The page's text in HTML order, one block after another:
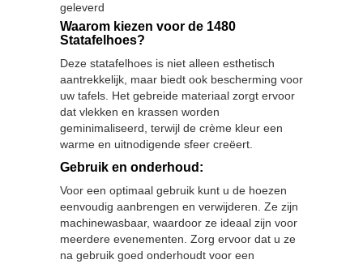
geleverd
Waarom kiezen voor de 1480
Statafelhoes?
Deze statafelhoes is niet alleen esthetisch
aantrekkelijk, maar biedt ook bescherming voor
uw tafels. Het gebreide materiaal zorgt ervoor
dat vlekken en krassen worden
geminimaliseerd, terwijl de crème kleur een
warme en uitnodigende sfeer creëert.
Gebruik en onderhoud:
Voor een optimaal gebruik kunt u de hoezen
eenvoudig aanbrengen en verwijderen. Ze zijn
machinewasbaar, waardoor ze ideaal zijn voor
meerdere evenementen. Zorg ervoor dat u ze
na gebruik goed onderhoudt voor een